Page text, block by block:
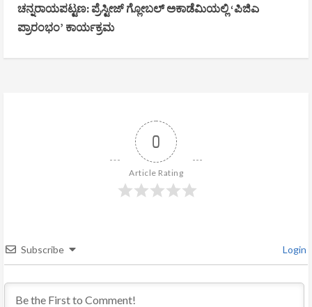
t
d
i
ಚನ್ನರಾಯಪಟ್ಟಣ: ಪ್ರೆಸ್ಟೀಜ್ ಗ್ಲೋಬಲ್ ಅಕಾಡೆಮಿಯಲ್ಲಿ ‘ಪಿಜಿಎ
ಪ್ರಾರಂಭಂ’ ಕಾರ್ಯಕ್ರಮ
0
Article Rating
Subscribe Login